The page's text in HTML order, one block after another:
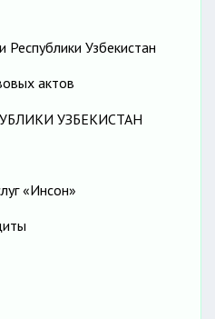
Узбекистан
актов
УЗБЕКИСТАН
«Инсон»